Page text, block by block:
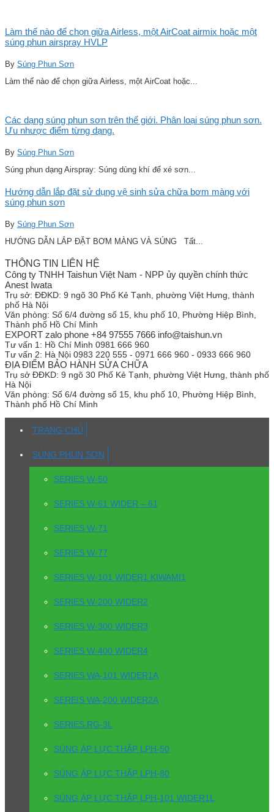
Làm thế nào để chọn giữa Airless, một AirCoat airmix hoặc một
súng phun airspray HVLP
By Súng Phun Sơn
Làm thế nào để chọn giữa Airless, một AirCoat hoặc...
Các dạng súng phun sơn trên thế giới. Phân loại súng phun sơn.
Ưu nhược điểm từng dạng.
By Súng Phun Sơn
Súng phun dạng Airspray: Súng dùng khí để xé sơn...
Hướng dẫn lắp đặt sử dụng vệ sinh sửa chữa bơm màng với
súng phun sơn
By Súng Phun Sơn
HƯỚNG DẪN LẮP ĐẶT BƠM MÀNG VÀ SÚNG Tất...
THÔNG TIN LIÊN HỆ
Công ty TNHH Taishun Việt Nam - NPP ủy quyền chính thức
Anest Iwata
Trụ sở: ĐĐKD: 9 ngõ 30 Phố Kẻ Tạnh, phường Việt Hưng, thành
phố Hà Nội
Văn phòng: Số 6/4 đường số 15, khu phố 10, Phường Hiệp Bình,
Thành phố Hồ Chí Minh
EXPORT zalo phone +84 97555 7666 info@taishun.vn
Tư vấn 1: Hồ Chí Minh 0981 666 960
Tư vấn 2: Hà Nội 0983 220 555 - 0971 666 960 - 0933 666 960
ĐỊA ĐIỂM BẢO HÀNH SỬA CHỮA
Trụ sở ĐĐKD: 9 ngõ 30 Phố Kẻ Tạnh, phường Việt Hưng, thành phố
Hà Nội
Văn phòng: Số 6/4 đường số 15, khu phố 10, Phường Hiệp Bình,
Thành phố Hồ Chí Minh
TRANG CHỦ
SÚNG PHUN SƠN
SERIES W-50
SERIES W-61 WIDER – 61
SERIES W-71
SERIES W-77
SERIES W-101 WIDER1 KIWAMI1
SERIES W-200 WIDER2
SERIES W-300 WIDER3
SERIES W-400 WIDER4
SERIES WA-101 WIDER1A
SEREIS WA-200 WIDER2A
SERIES RG-3L
SÚNG ÁP LỰC THẤP LPH-50
SÚNG ÁP LỰC THẤP LPH-80
SÚNG ÁP LỰC THẤP LPH-101 WIDER1L